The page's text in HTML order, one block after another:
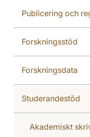
Publicering och
Forskningsstöd
Forskningsdata
Studerandestöd
Akademiskt